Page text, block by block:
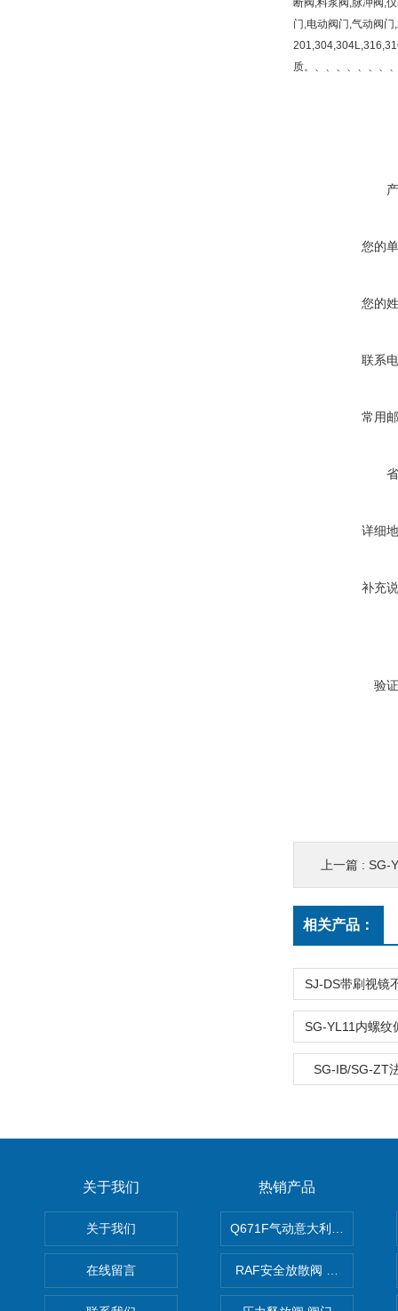
断阀,料浆阀,脉冲阀,
门,电动阀门,气动阀
质。、、、、、、、
您的
您的
联系
常用
详细
补充
验
上一篇 : SG-
相关产品：
SG-IB/SG-ZT
关于我们
关于我们
在线留言
热销产品
Q671F气动意大利式薄型球阀
RAF安全放散阀 阀生产